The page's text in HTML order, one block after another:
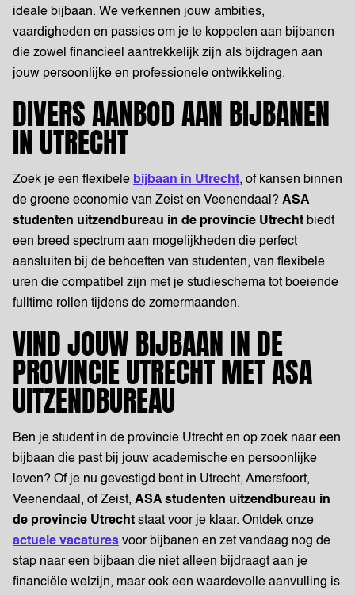
ideale bijbaan. We verkennen jouw ambities,
vaardigheden en passies om je te koppelen aan bijbanen
die zowel financieel aantrekkelijk zijn als bijdragen aan
jouw persoonlijke en professionele ontwikkeling.
DIVERS AANBOD AAN BIJBANEN
IN UTRECHT
Zoek je een flexibele bijbaan in Utrecht, of kansen binnen
de groene economie van Zeist en Veenendaal? ASA
studenten uitzendbureau in de provincie Utrecht biedt
een breed spectrum aan mogelijkheden die perfect
aansluiten bij de behoeften van studenten, van flexibele
uren die compatibel zijn met je studieschema tot boeiende
fulltime rollen tijdens de zomermaanden.
VIND JOUW BIJBAAN IN DE
PROVINCIE UTRECHT MET ASA
UITZENDBUREAU
Ben je student in de provincie Utrecht en op zoek naar een
bijbaan die past bij jouw academische en persoonlijke
leven? Of je nu gevestigd bent in Utrecht, Amersfoort,
Veenendaal, of Zeist, ASA studenten uitzendbureau in
de provincie Utrecht staat voor je klaar. Ontdek onze
actuele vacatures voor bijbanen en zet vandaag nog de
stap naar een bijbaan die niet alleen bijdraagt aan je
financiële welzijn, maar ook een waardevolle aanvulling is